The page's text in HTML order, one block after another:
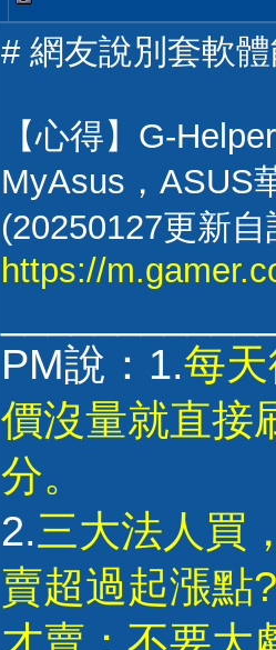
# 網友說別套軟
【心得】G-
MyAsus，ASUS
(20250127更新
https://
PM說：1.每
價沒量就直接
分。
2.三大法人買
賣超過起漲點